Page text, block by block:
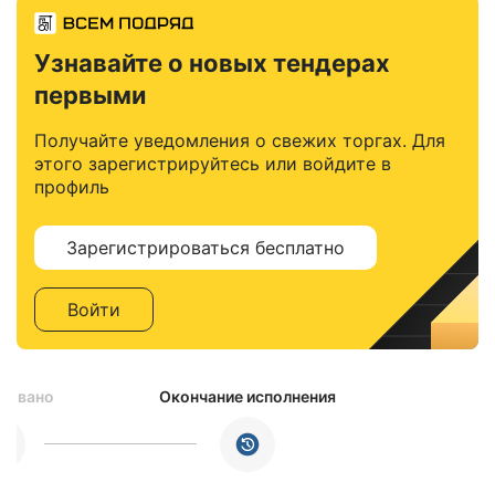
Узнавайте о новых тендерах
первыми
Получайте уведомления о свежих торгах. Для
этого зарегистрируйтесь или войдите в
профиль
Зарегистрироваться бесплатно
Войти
Окончание исполнения